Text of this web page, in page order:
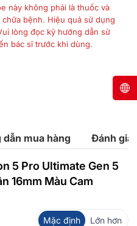
này không phải là thuốc và
bệnh. Hiệu quả sử dụng
lòng đọc kỹ hướng dẫn sử
bác sĩ trước khi dùng.
dẫn mua hàng Đánh giá
5 Pro Ultimate Gen 5
16mm Màu Cam
Mặc định Lớn hơn